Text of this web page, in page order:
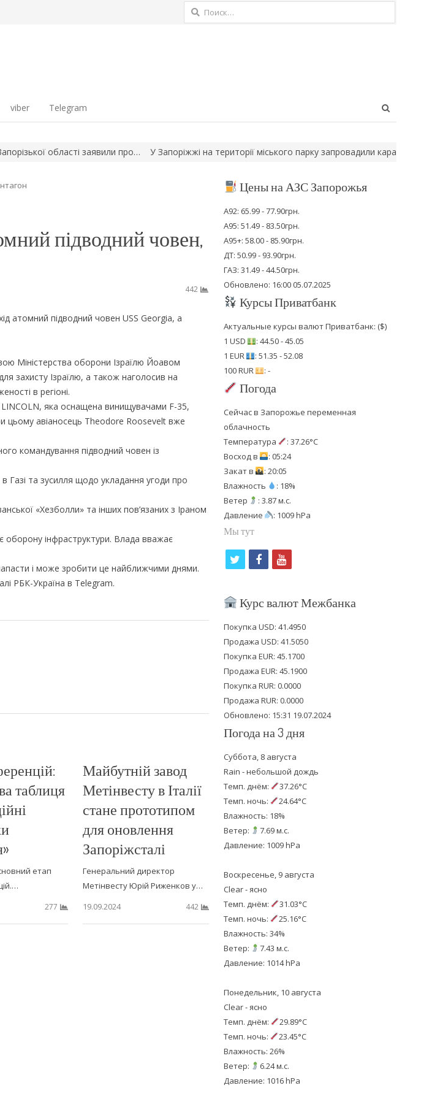
Найти:
viber Telegram
області заявили про… У Запоріжжі на території міського парку запровадили карантин
підводний човен,
442
атомний підводний човен USS Georgia, а
Міністерства оборони Ізраїлю Йоавом
захисту Ізраїлю, а також наголосив на
в регіоні.
LINCOLN, яка оснащена винищувачами F-35,
цьому авіаносець Theodore Roosevelt вже
командування підводний човен із
Газі та зусилля щодо укладання угоди про
«Хезболли» та інших пов’язаних з Іраном
оборону інфраструктури. Влада вважає
і може зробити це найближчими днями.
РБК-Україна в Telegram.
таблиця
етап
277
Майбутній завод
Метінвесту в Італії
стане прототипом
для оновлення
Запоріжсталі
Генеральний директор
Метінвесту Юрій Риженков у…
19.09.2024
442
Цены на АЗС Запорожья
А92: 65.99 - 77.90грн.
А95: 51.49 - 83.50грн.
А95+: 58.00 - 85.90грн.
ДТ: 50.99 - 93.90грн.
ГАЗ: 31.49 - 44.50грн.
Обновлено: 16:00 05.07.2025
Курсы Приватбанк
Актуальные курсы валют Приватбанк: ($)
1 USD
: 44.50 - 45.05
1 EUR
: 51.35 - 52.08
100 RUR
: -
Погода
Сейчас в Запорожье переменная
облачность
Температура
: 37.26°C
Восход в
: 05:24
Закат в
: 20:05
Влажность
: 18%
Ветер
: 3.87 м.с.
Давление
: 1009 hPa
Мы тут
i
t
e
r
f
c
b
o
o
k
y
u
u
b
e
Курс валют Межбанка
Покупка USD: 41.4950
Продажа USD: 41.5050
Покупка EUR: 45.1700
Продажа EUR: 45.1900
Покупка RUR: 0.0000
Продажа RUR: 0.0000
Обновлено: 15:31 19.07.2024
Погода на 3 дня
Суббота, 8 августа
Rain - небольшой дождь
Темп. днём:
37.26°C
Темп. ночь:
24.64°C
Влажность: 18%
Ветер:
7.69 м.с.
Давление: 1009 hPa
Воскресенье, 9 августа
Clear - ясно
Темп. днём:
31.03°C
Темп. ночь:
25.16°C
Влажность: 34%
Ветер:
7.43 м.с.
Давление: 1014 hPa
Понедельник, 10 августа
Clear - ясно
Темп. днём:
29.89°C
Темп. ночь:
23.45°C
Влажность: 26%
Ветер:
6.24 м.с.
Давление: 1016 hPa